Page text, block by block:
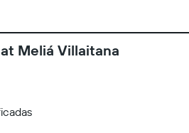
Meliá Villaitana